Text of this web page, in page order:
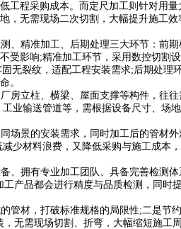
工程采购成本。而定尺加工则针对用
，无需现场二次切割，大幅提升施工
精准加工、后期处理三大环节：前
受影响;精准加工环节，采用数控切割
无裂纹，适配工程安装需求;后期处理
。
立柱、横梁、屋面支撑等构件，往往
业输送管道等，需根据设备尺寸、场
景的安装需求，同时加工后的管材外
少材料浪费，又降低采购与施工成本
拥有专业加工团队、具备完善检测体
产品都会进行精度与品质检测，同时
材，打破标准规格的局限性;二是节
无需现场切割、折弯，大幅缩短施工周